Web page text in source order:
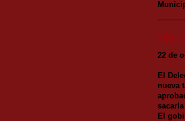
22 de
El
nueva
El